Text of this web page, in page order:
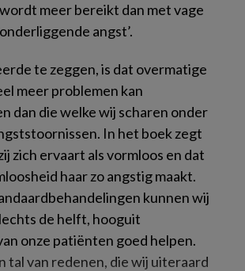
meer bereikt dan met vage
angst’.
te zeggen, is dat overmatige
meer problemen kan
dan die welke wij scharen onder
In het boek zegt
zich ervaart als vormloos en dat
haar zo angstig maakt.
kunnen wij
de helft, hooguit
onze patiënten goed helpen.
tal van redenen, die wij uiteraard